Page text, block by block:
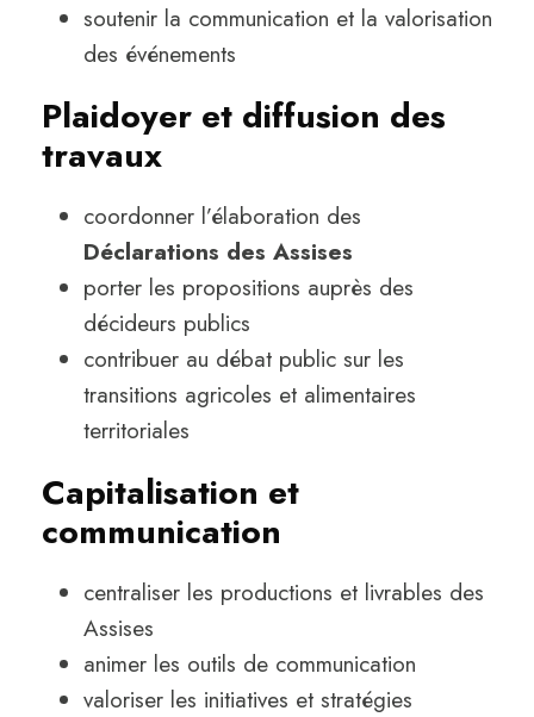
soutenir la communication et la valorisation
des événements
Plaidoyer et diffusion des
travaux
coordonner l’élaboration des
Déclarations des Assises
porter les propositions auprès des
décideurs publics
contribuer au débat public sur les
transitions agricoles et alimentaires
territoriales
Capitalisation et
communication
centraliser les productions et livrables des
Assises
animer les outils de communication
valoriser les initiatives et stratégies